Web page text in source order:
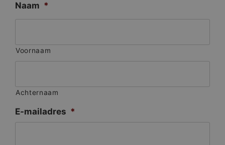
Naam *
Voornaam
Achternaam
E-mailadres *